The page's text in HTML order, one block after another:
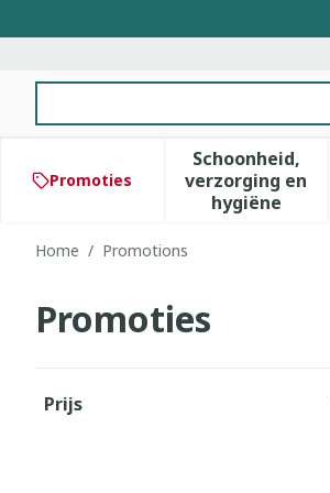
Promoties
Schoonheid,
verzorging en
hygiëne
Toon
Home / Promotions
Promoties
Prijs